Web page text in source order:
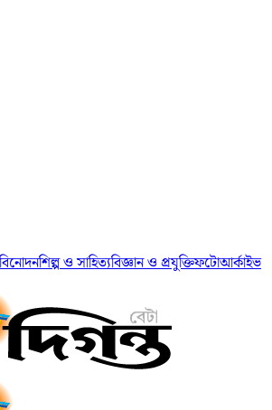
বিনোদনশিল্প ও সাহিত্যবিজ্ঞান ও প্রযুক্তিফটোআর্কাইভ